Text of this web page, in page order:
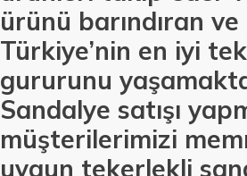
ürünü barındıran
Türkiye’nin en iyi
gururunu
Sandalye satışı
müşterilerimizi
uygun tekerlekli